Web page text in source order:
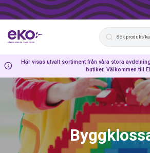
Här visas utvalt sortiment från våra stora
butiker. Välkommen till